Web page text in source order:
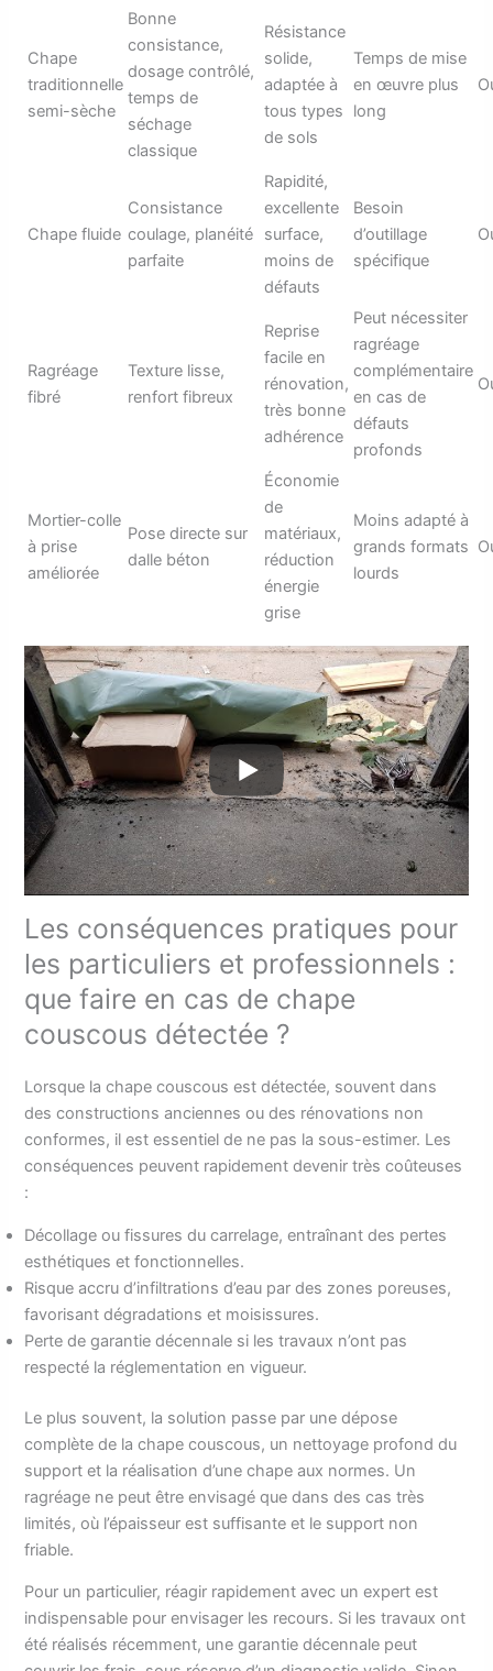
Chape
traditionnelle
semi-sèche
Bonne
consistance,
dosage contrôlé,
temps de
séchage
classique
Résistance
solide,
adaptée à
tous types
de sols
Temps de mise
en œuvre plus
long
Chape fluide
Consistance
coulage, planéité
parfaite
Rapidité,
excellente
surface,
moins de
défauts
Besoin
d’outillage
spécifique
Ragréage
fibré
Texture lisse,
renfort fibreux
Reprise
facile en
rénovation,
très bonne
adhérence
Peut nécessiter
ragréage
complémentaire
en cas de
défauts
profonds
Mortier-colle
à prise
améliorée
Pose directe sur
dalle béton
Économie
de
matériaux,
réduction
énergie
grise
Moins adapté à
grands formats
lourds
Les conséquences pratiques pour
les particuliers et professionnels :
que faire en cas de chape
couscous détectée ?
Lorsque la chape couscous est détectée, souvent dans
des constructions anciennes ou des rénovations non
conformes, il est essentiel de ne pas la sous-estimer. Les
conséquences peuvent rapidement devenir très coûteuses
:
Décollage ou fissures du carrelage, entraînant des pertes
esthétiques et fonctionnelles.
Risque accru d’infiltrations d’eau par des zones poreuses,
favorisant dégradations et moisissures.
Perte de garantie décennale si les travaux n’ont pas
respecté la réglementation en vigueur.
Le plus souvent, la solution passe par une dépose
complète de la chape couscous, un nettoyage profond du
support et la réalisation d’une chape aux normes. Un
ragréage ne peut être envisagé que dans des cas très
limités, où l’épaisseur est suffisante et le support non
friable.
Pour un particulier, réagir rapidement avec un expert est
indispensable pour envisager les recours. Si les travaux ont
été réalisés récemment, une garantie décennale peut